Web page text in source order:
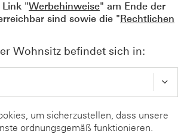
"Werbehinweise" am Ende der
sind sowie die "Rechtlichen
Wohnsitz befindet sich in:
um sicherzustellen, dass unsere
ordnungsgemäß funktionieren.